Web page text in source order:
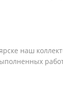
наш